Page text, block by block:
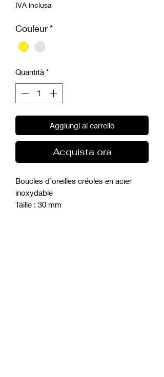
IVA inclusa
Couleur*
Quantità *
Aggiungi al carrello
Acquista ora
Boucles d’oreilles créoles en acier
inoxydable
Taille : 30 mm